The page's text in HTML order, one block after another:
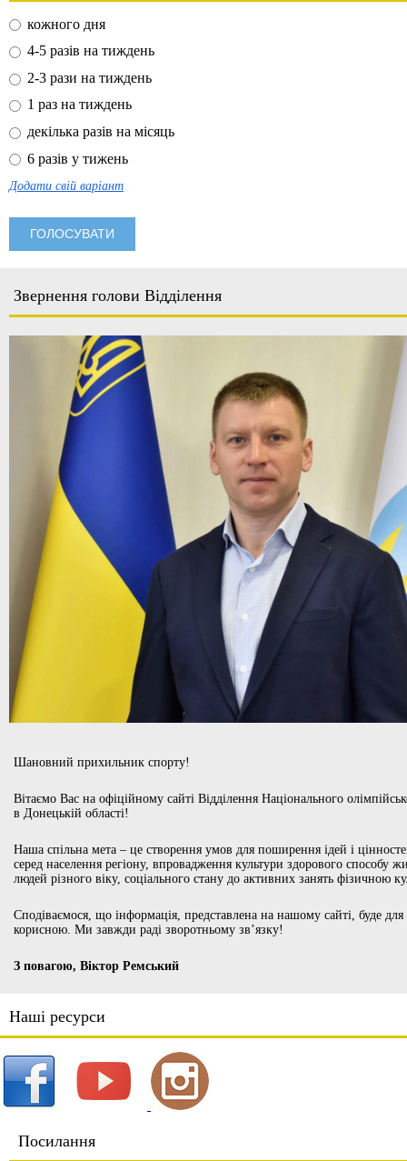
кожного дня
4-5 разів на тиждень
2-3 рази на тиждень
1 раз на тиждень
декілька разів на місяць
6 разів у тижень
Додати свій варіант
Звернення голови Відділення
Шановний прихильник спорту!
Вітаємо Вас на офіційному сайті Відділення Національного
в Донецькій області!
Наша спільна мета – це створення умов для поширення ідей і
серед населення регіону, впровадження культури здорового способу
людей різного віку, соціального стану до активних занять фізичною
Сподіваємося, що інформація, представлена на нашому сайті, буде для
корисною. Ми завжди раді зворотньому зв’язку!
З повагою, Віктор Ремський
Наші ресурси
Посилання